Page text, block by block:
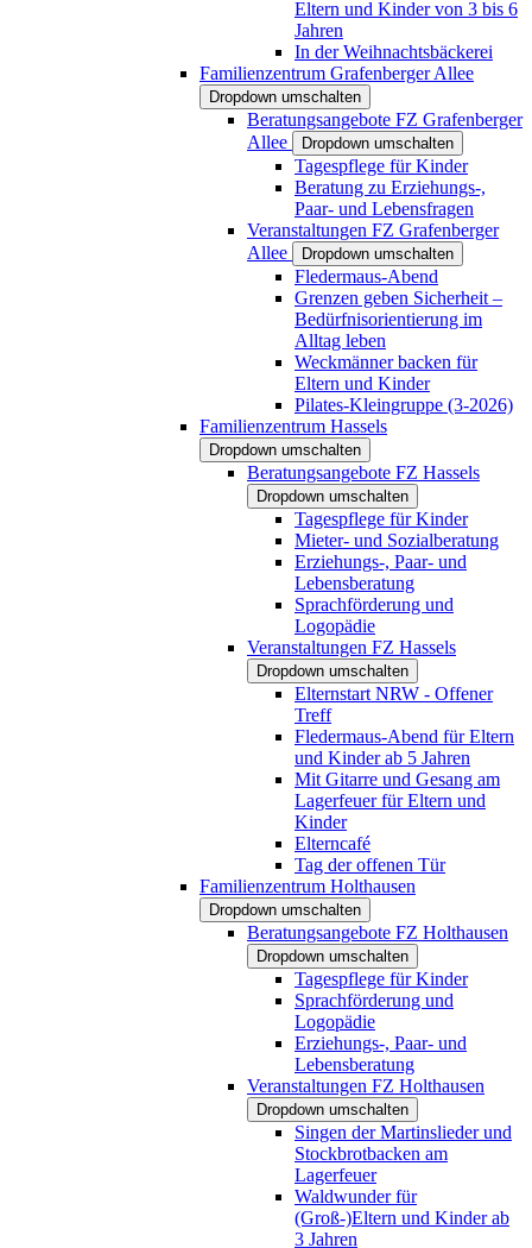
Eltern und Kinder von 3 bis 6
Jahren
In der Weihnachtsbäckerei
Familienzentrum Grafenberger Allee
Dropdown umschalten
Beratungsangebote FZ Grafenberger
Allee
Dropdown umschalten
Tagespflege für Kinder
Beratung zu Erziehungs-,
Paar- und Lebensfragen
Veranstaltungen FZ Grafenberger
Allee
Dropdown umschalten
Fledermaus-Abend
Grenzen geben Sicherheit –
Bedürfnisorientierung im
Alltag leben
Weckmänner backen für
Eltern und Kinder
Pilates-Kleingruppe (3-2026)
Familienzentrum Hassels
Dropdown umschalten
Beratungsangebote FZ Hassels
Dropdown umschalten
Tagespflege für Kinder
Mieter- und Sozialberatung
Erziehungs-, Paar- und
Lebensberatung
Sprachförderung und
Logopädie
Veranstaltungen FZ Hassels
Dropdown umschalten
Elternstart NRW - Offener
Treff
Fledermaus-Abend für Eltern
und Kinder ab 5 Jahren
Mit Gitarre und Gesang am
Lagerfeuer für Eltern und
Kinder
Elterncafé
Tag der offenen Tür
Familienzentrum Holthausen
Dropdown umschalten
Beratungsangebote FZ Holthausen
Dropdown umschalten
Tagespflege für Kinder
Sprachförderung und
Logopädie
Erziehungs-, Paar- und
Lebensberatung
Veranstaltungen FZ Holthausen
Dropdown umschalten
Singen der Martinslieder und
Stockbrotbacken am
Lagerfeuer
Waldwunder für
(Groß-)Eltern und Kinder ab
3 Jahren